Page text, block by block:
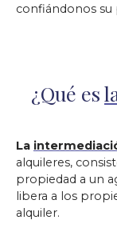
confiándonos su
¿Qué es
La
alquileres,
propiedad a un
libera a los
alquiler.